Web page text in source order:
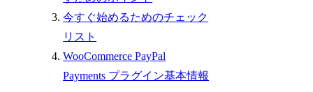
今すぐ始めるためのチェック
リスト
WooCommerce PayPal
Payments プラグイン基本情報